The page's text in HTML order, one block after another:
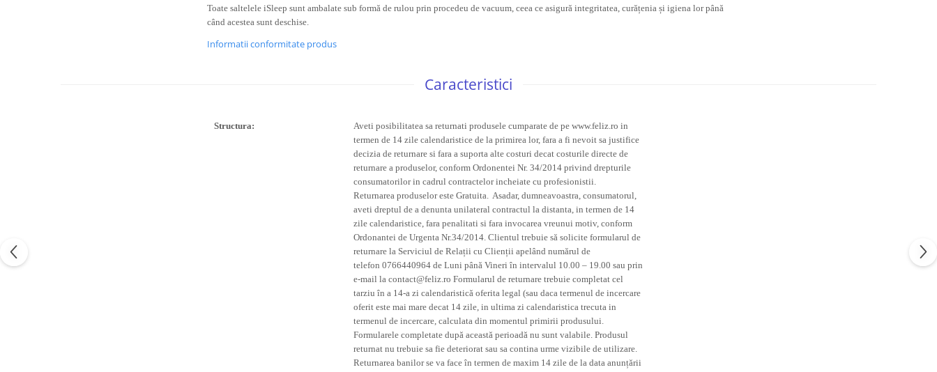
Toate saltelele iSleep sunt ambalate sub formă de rulou prin procedeu de vacuum, ceea ce asigură integritatea, curățenia și igiena lor până
când acestea sunt deschise.
Informatii conformitate produs
Caracteristici
Structura:
Aveti posibilitatea sa returnati produsele cumparate de pe www.feliz.ro in
termen de 14 zile calendaristice de la primirea lor, fara a fi nevoit sa justifice
decizia de returnare si fara a suporta alte costuri decat costurile directe de
returnare a produselor, conform Ordonentei Nr. 34/2014 privind drepturile
consumatorilor in cadrul contractelor incheiate cu profesionistii.
Returnarea produselor este Gratuita. Asadar, dumneavoastra, consumatorul,
aveti dreptul de a denunta unilateral contractul la distanta, in termen de 14
zile calendaristice, fara penalitati si fara invocarea vreunui motiv, conform
Ordonantei de Urgenta Nr.34/2014. Clientul trebuie să solicite formularul de
returnare la Serviciul de Relații cu Clienții apelând numărul de
telefon 0766440964 de Luni până Vineri în intervalul 10.00 – 19.00 sau prin
e-mail la contact@feliz.ro Formularul de returnare trebuie completat cel
tarziu în a 14-a zi calendaristică oferita legal (sau daca termenul de incercare
oferit este mai mare decat 14 zile, in ultima zi calendaristica trecuta in
termenul de incercare, calculata din momentul primirii produsului.
Formularele completate după această perioadă nu sunt valabile. Produsul
returnat nu trebuie sa fie deteriorat sau sa contina urme vizibile de utilizare.
Returnarea banilor se va face în termen de maxim 14 zile de la data anunțării